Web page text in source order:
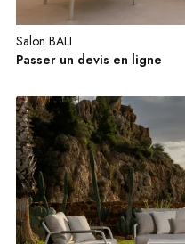
Salon BALI
Passer un devis en ligne